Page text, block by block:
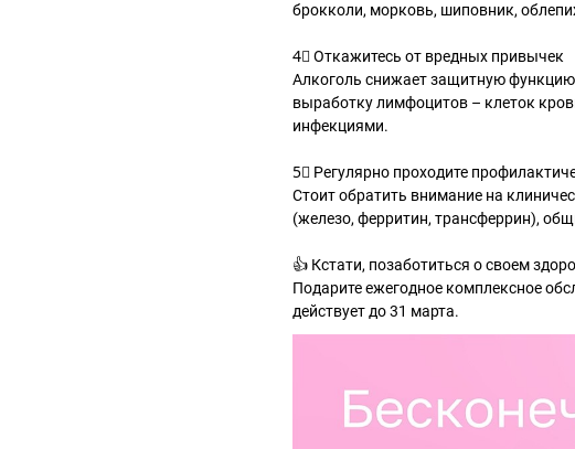
брокколи, морковь, шиповник,
4⃣ Откажитесь от вредных привычек
Алкоголь снижает защитную функцию
выработку лимфоцитов – клеток
инфекциями.
5⃣ Регулярно проходите
Стоит обратить внимание на
(железо, ферритин, трансферрин),
👍 Кстати, позаботиться о своем
Подарите ежегодное комплексное
действует до 31 марта.